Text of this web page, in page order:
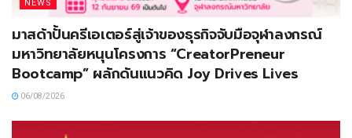
NEWS
มาสด้าปั้นครีเอเตอร์สู่เจ้าของธุรกิจจับมือจุฬาลงกรณ์
มหาวิทยาลัยหนุนโครงการ “CreatorPreneur
Bootcamp” ผลักดันแนวคิด Joy Drives Lives
06/08/2026